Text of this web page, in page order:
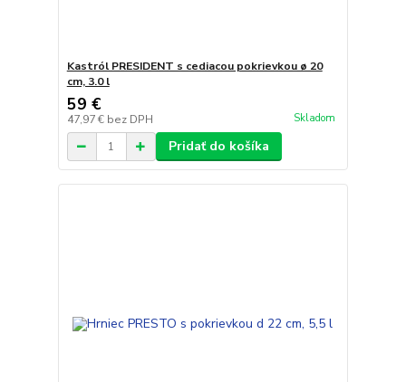
Kastról PRESIDENT s cediacou pokrievkou ø 20
cm, 3.0 l
59 €
47,97 € bez DPH Skladom
Pridať do košíka